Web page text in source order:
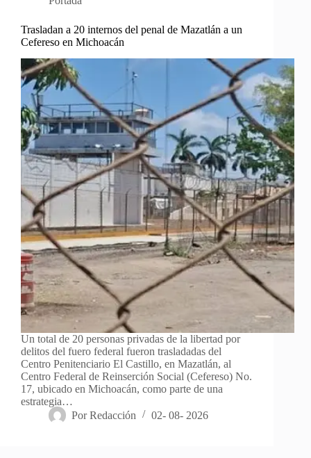
Trasladan a 20 internos del penal de Mazatlán a un
Cefereso en Michoacán
Un total de 20 personas privadas de la libertad por
delitos del fuero federal fueron trasladadas del
Centro Penitenciario El Castillo, en Mazatlán, al
Centro Federal de Reinserción Social (Cefereso) No.
17, ubicado en Michoacán, como parte de una
estrategia…
Por Redacción 02- 08- 2026